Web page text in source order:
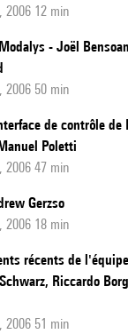
2006 12 min
- Joël
2006 50 min
de contrôle de
Poletti
2006 47 min
Gerzso
2006 18 min
récents de
Riccardo
2006 51 min